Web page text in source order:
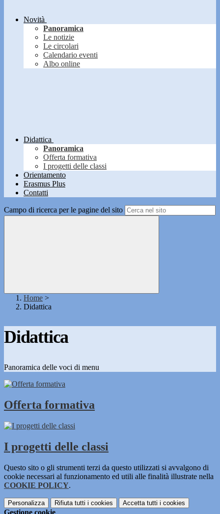
Novità
Panoramica
Le notizie
Le circolari
Calendario eventi
Albo online
Didattica
Panoramica
Offerta formativa
I progetti delle classi
Orientamento
Erasmus Plus
Contatti
Campo di ricerca per le pagine del sito
Home >
Didattica
Didattica
Panoramica delle voci di menu
Offerta formativa
I progetti delle classi
Questo sito o gli strumenti terzi da questo utilizzati si avvalgono di
cookie necessari al funzionamento ed utili alle finalità illustrate nella
COOKIE POLICY.
Personalizza Rifiuta tutti i cookies Accetta tutti i cookies
Gestione cookie